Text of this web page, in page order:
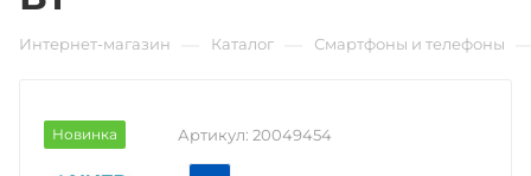
Интернет-магазин Каталог Смартфоны и телефоны
Новинка Артикул: 20049454